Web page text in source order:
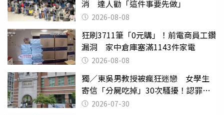
消 達人勸「這件事要先做」
2026-08-08
狂刷3711筆「0元購」！前電商員工鑽
漏洞 家中倉庫塞滿1143件家電
2026-08-08
獨／東吳男教授被瘋狂迷戀 女學生
寄信「分屍吃掉」30次騷擾！認罪免
關 2026-07-30